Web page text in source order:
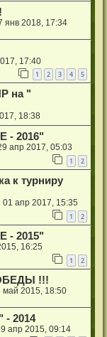
янв 2018, 17:34
17:40
1 2 3 4 5
на "
18:38
- 2016"
апр 2017, 05:03
1 2
к турниру
01 апр 2017, 15:35
1 2
- 2015"
16:25
1 2
!!!
май 2015, 18:50
- 2014
апр 2015, 09:14